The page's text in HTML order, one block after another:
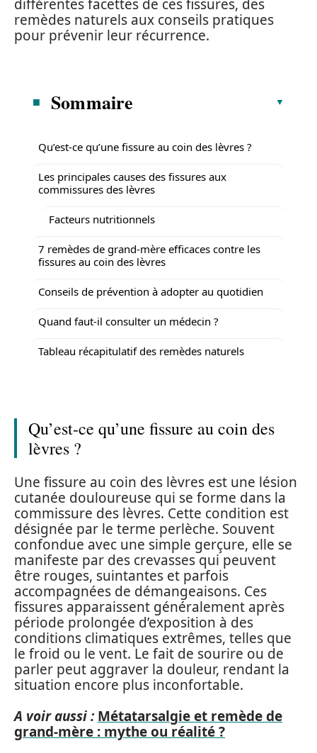
différentes facettes de ces fissures, des
remèdes naturels aux conseils pratiques
pour prévenir leur récurrence.
Sommaire
Qu’est-ce qu’une fissure au coin des lèvres ?
Les principales causes des fissures aux
commissures des lèvres
Facteurs nutritionnels
7 remèdes de grand-mère efficaces contre les
fissures au coin des lèvres
Conseils de prévention à adopter au quotidien
Quand faut-il consulter un médecin ?
Tableau récapitulatif des remèdes naturels
Qu’est-ce qu’une fissure au coin des
lèvres ?
Une fissure au coin des lèvres est une lésion
cutanée douloureuse qui se forme dans la
commissure des lèvres. Cette condition est
désignée par le terme perlèche. Souvent
confondue avec une simple gerçure, elle se
manifeste par des crevasses qui peuvent
être rouges, suintantes et parfois
accompagnées de démangeaisons. Ces
fissures apparaissent généralement après
période prolongée d’exposition à des
conditions climatiques extrêmes, telles que
le froid ou le vent. Le fait de sourire ou de
parler peut aggraver la douleur, rendant la
situation encore plus inconfortable.
A voir aussi : Métatarsalgie et remède de
grand-mère : mythe ou réalité ?